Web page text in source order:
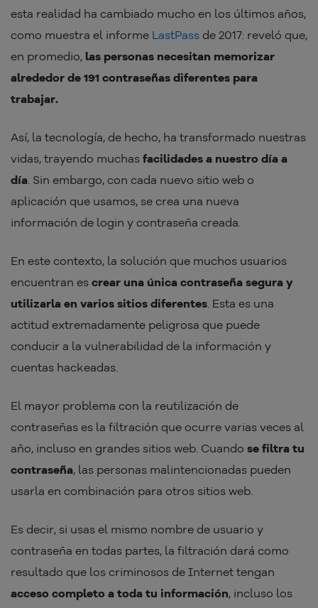
esta realidad ha cambiado mucho en los últimos años,
como muestra el informe LastPass de 2017: reveló que,
en promedio, las personas necesitan memorizar
alrededor de 191 contraseñas diferentes para
trabajar.
Así, la tecnología, de hecho, ha transformado nuestras
vidas, trayendo muchas facilidades a nuestro día a
día . Sin embargo, con cada nuevo sitio web o
aplicación que usamos, se crea una nueva
información de login y contraseña creada.
En este contexto, la solución que muchos usuarios
encuentran es crear una única contraseña segura y
utilizarla en varios sitios diferentes . Esta es una
actitud extremadamente peligrosa que puede
conducir a la vulnerabilidad de la información y
cuentas hackeadas.
El mayor problema con la reutilización de
contraseñas es la filtración que ocurre varias veces al
año, incluso en grandes sitios web. Cuando se filtra tu
contraseña, las personas malintencionadas pueden
usarla en combinación para otros sitios web.
Es decir, si usas el mismo nombre de usuario y
contraseña en todas partes, la filtración dará como
resultado que los criminosos de Internet tengan
acceso completo a toda tu información, incluso los